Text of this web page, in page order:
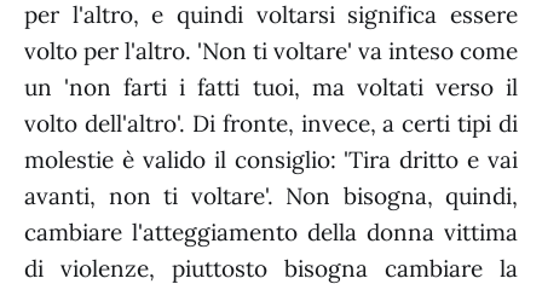
per l'altro, e quindi voltarsi significa essere
volto per l'altro. 'Non ti voltare' va inteso come
un 'non farti i fatti tuoi, ma voltati verso il
volto dell'altro'. Di fronte, invece, a certi tipi di
molestie è valido il consiglio: 'Tira dritto e vai
avanti, non ti voltare'. Non bisogna, quindi,
cambiare l'atteggiamento della donna vittima
di violenze, piuttosto bisogna cambiare la